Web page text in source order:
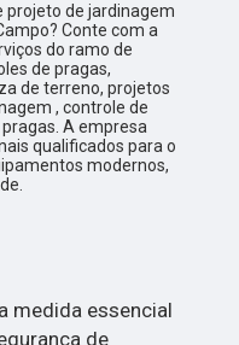
projeto de jardinagem
Conte com a
do ramo de
de pragas,
de terreno, projetos
, controle de
A empresa
qualificados para o
modernos,
medida essencial
de